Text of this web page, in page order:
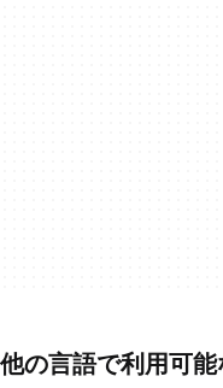
他の言語で利用可